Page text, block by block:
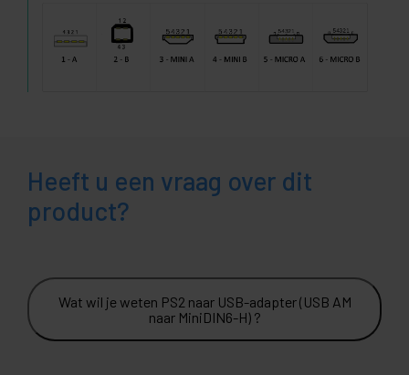
Heeft u een vraag over dit
product?
Wat wil je weten PS2 naar USB-adapter (USB AM
naar MiniDIN6-H) ?